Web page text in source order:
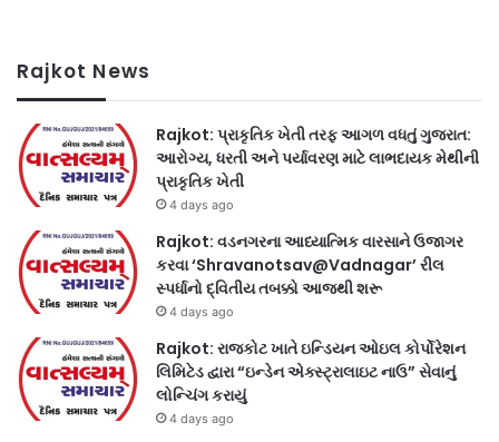
Rajkot News
Rajkot: પ્રાકૃતિક ખેતી તરફ આગળ વધતું ગુજરાત:
આરોગ્ય, ધરતી અને પર્યાવરણ માટે લાભદાયક મેથીની
પ્રાકૃતિક ખેતી
4 days ago
Rajkot: વડનગરના આધ્યાત્મિક વારસાને ઉજાગર
કરવા ‘Shravanotsav@Vadnagar’ રીલ
સ્પર્ધાનો દ્વિતીય તબક્કો આજથી શરૂ
4 days ago
Rajkot: રાજકોટ ખાતે ઇન્ડિયન ઓઇલ કોર્પોરેશન
લિમિટેડ દ્વારા “ઇન્ડેન એક્સ્ટ્રાલાઇટ નાઉ” સેવાનું
લોન્ચિંગ કરાયું
4 days ago